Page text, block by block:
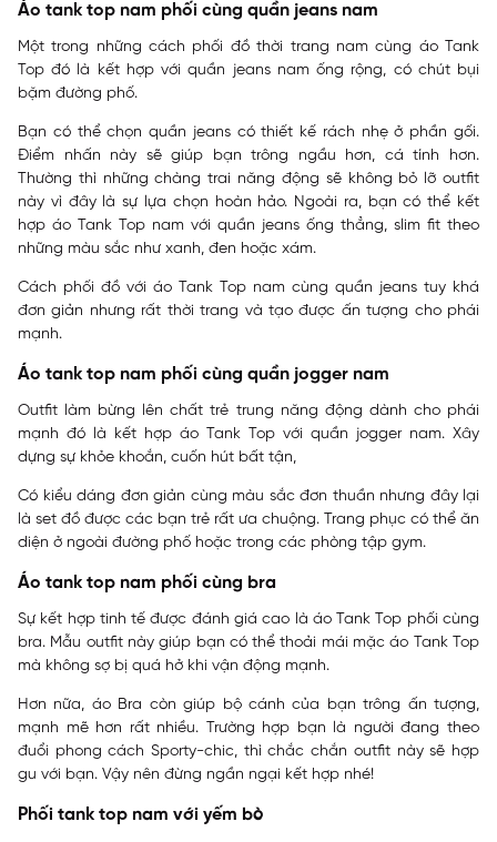
Áo tank top nam phối cùng quần jeans nam
Một trong những cách phối đồ thời trang nam cùng áo Tank
Top đó là kết hợp với quần jeans nam ống rộng, có chút bụi
bặm đường phố.
Bạn có thể chọn quần jeans có thiết kế rách nhẹ ở phần gối.
Điểm nhấn này sẽ giúp bạn trông ngầu hơn, cá tính hơn.
Thường thì những chàng trai năng động sẽ không bỏ lỡ outfit
này vì đây là sự lựa chọn hoàn hảo. Ngoài ra, bạn có thể kết
hợp áo Tank Top nam với quần jeans ống thẳng, slim fit theo
những màu sắc như xanh, đen hoặc xám.
Cách phối đồ với áo Tank Top nam cùng quần jeans tuy khá
đơn giản nhưng rất thời trang và tạo được ấn tượng cho phái
mạnh.
Áo tank top nam phối cùng quần jogger nam
Outfit làm bừng lên chất trẻ trung năng động dành cho phái
mạnh đó là kết hợp áo Tank Top với quần jogger nam. Xây
dựng sự khỏe khoắn, cuốn hút bất tận,
Có kiểu dáng đơn giản cùng màu sắc đơn thuần nhưng đây lại
là set đồ được các bạn trẻ rất ưa chuộng. Trang phục có thể ăn
diện ở ngoài đường phố hoặc trong các phòng tập gym.
Áo tank top nam phối cùng bra
Sự kết hợp tinh tế được đánh giá cao là áo Tank Top phối cùng
bra. Mẫu outfit này giúp bạn có thể thoải mái mặc áo Tank Top
mà không sợ bị quá hở khi vận động mạnh.
Hơn nữa, áo Bra còn giúp bộ cánh của bạn trông ấn tượng,
mạnh mẽ hơn rất nhiều. Trường hợp bạn là người đang theo
đuổi phong cách Sporty-chic, thì chắc chắn outfit này sẽ hợp
gu với bạn. Vậy nên đừng ngần ngại kết hợp nhé!
Phối tank top nam với yếm bò